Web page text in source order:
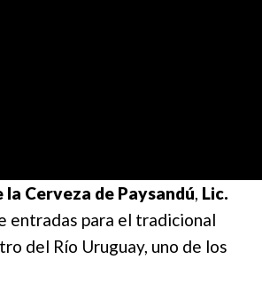
la Cerveza de Paysandú, Lic.
entradas para el tradicional
del Río Uruguay, uno de los